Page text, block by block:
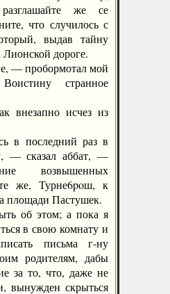
же се
что случилось с
выдав тайну
дороге.
— пробормотал мой
странное
исчез из
последний раз в
— сказал аббат, —
возвышенных
же, Турне6poш, к
площади Пастушек.
об этом; а пока я
в свою комнату и
письма г-ну
родителям, дабы
за то, что, даже не
вынужден скрыться